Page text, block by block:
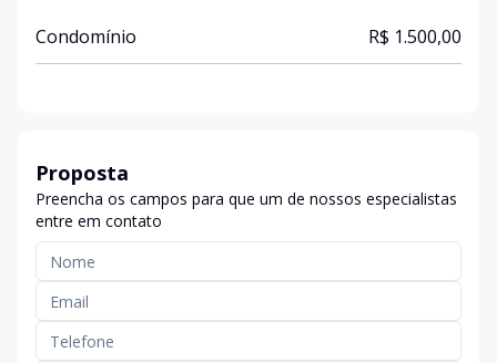
Condomínio R$ 1.500,00
Proposta
Preencha os campos para que um de nossos especialistas
entre em contato